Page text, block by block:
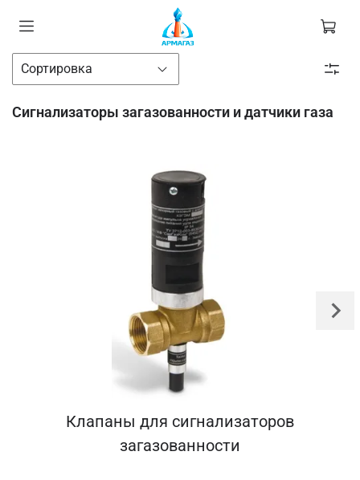
Сигнализаторы загазованности и датчики газа
Клапаны для сигнализаторов
загазованности